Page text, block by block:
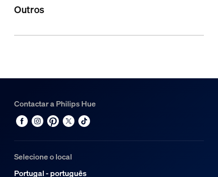
Outros
Contactar a Philips Hue
Selecione o local
Portugal - português